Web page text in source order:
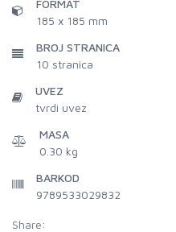
FORMAT
185 x 185 mm
BROJ STRANICA
10 stranica
UVEZ
tvrdi uvez
MASA
0.30 kg
BARKOD
9789533029832
Share: